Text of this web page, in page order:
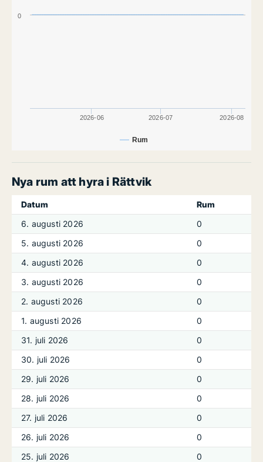
Rum
2026-06 2026-07 2026-08
0
Nya rum att hyra i Rättvik
Datum
Rum
6. augusti 2026
0
5. augusti 2026
0
4. augusti 2026
0
3. augusti 2026
0
2. augusti 2026
0
1. augusti 2026
0
31. juli 2026
0
30. juli 2026
0
29. juli 2026
0
28. juli 2026
0
27. juli 2026
0
26. juli 2026
0
25. juli 2026
0